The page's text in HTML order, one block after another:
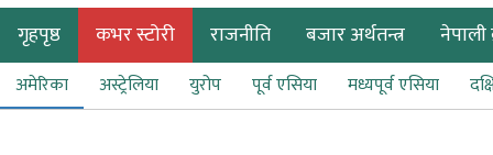
गृहपृष्ठ कभर स्टोरी राजनीति बजार अर्थतन्त्र नेपाली
अमेरिका अस्ट्रेलिया युरोप पूर्व एसिया मध्यपूर्व एसिया